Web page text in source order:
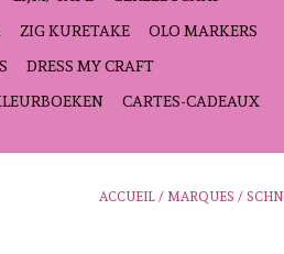
ZIG KURETAKE
OLO MARKERS
DRESS MY CRAFT
CARTES-CADEAUX
ACCUEIL / MARQUES /